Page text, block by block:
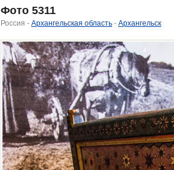
Фото 5311
Россия - Архангельская область - Архангельск